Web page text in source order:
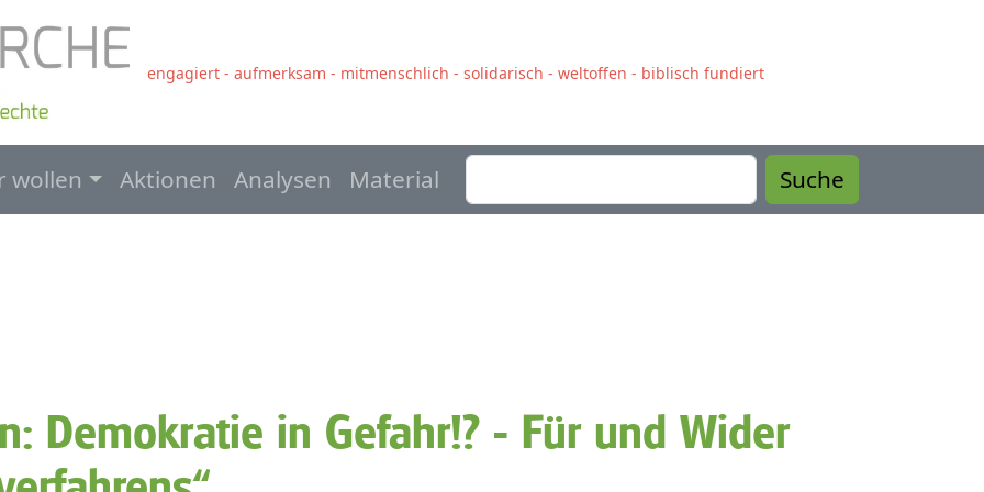
engagiert - aufmerksam - mitmenschlich - solidarisch - weltoffen - biblisch fundiert
wollen Aktionen Analysen Material
Demokratie in Gefahr!? - Für und Wider